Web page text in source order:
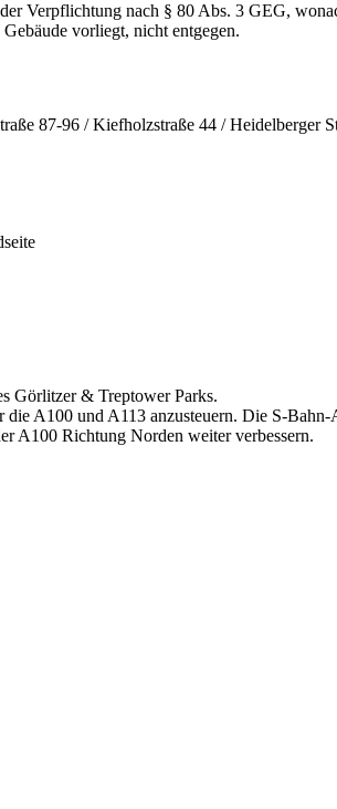
Verpflichtung nach § 80 Abs. 3 GEG,
vorliegt, nicht entgegen.
87-96 / Kiefholzstraße 44 / Heidelberger
Görlitzer & Treptower Parks.
A100 und A113 anzusteuern. Die S-
A100 Richtung Norden weiter verbessern.